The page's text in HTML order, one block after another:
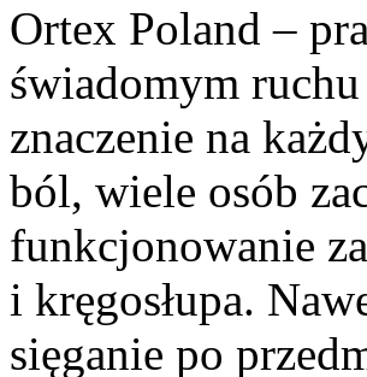
Ortex Poland –
świadomym
znaczenie na
ból, wiele osób
funkcjonowanie
i kręgosłupa.
sięganie po